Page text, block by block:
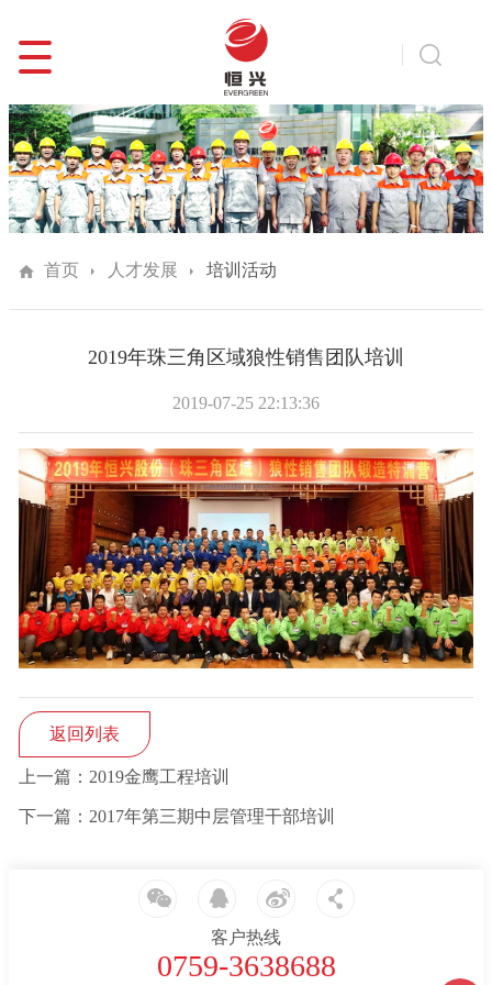
首页 人才发展 培训活动
2019年珠三角区域狼性销售团队培训
2019-07-25 22:13:36
返回列表
上一篇：2019金鹰工程培训
下一篇：2017年第三期中层管理干部培训
客户热线
0759-3638688